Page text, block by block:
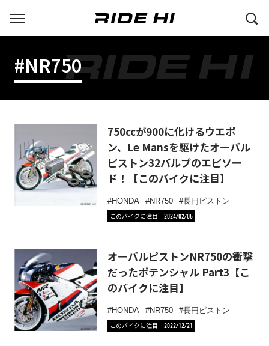
#NR750
750ccが900に化けるウエポ
ン、Le Mansを駆けたオーバル
ピストン32バルブのエピソー
ド！【このバイクに注目】
HONDA NR750
長円ピストン
このバイクに注目
2024/02/05
オーバルピストンNR750の衝撃
だったポテンシャル Part3【こ
のバイクに注目】
HONDA NR750
長円ピストン
このバイクに注目
2022/12/21